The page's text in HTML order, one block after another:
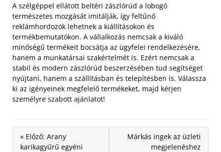
A szélgéppel ellátott beltéri zászlórúd a lobogó
természetes mozgását imitálják, így feltűnő
reklámhordozók lehetnek a kiállításokon és
termékbemutatókon. A vállalkozás nemcsak a kiváló
minőségű termékeit bocsátja az ügyfelei rendelkezésére,
hanem a munkatársai szakértelmét is. Ezért nemcsak a
stabil és modern zászlórúd beszerzésében tud segítséget
nyújtani, hanem a szállításban és telepítésben is. Válassza
ki az igényeinek megfelelő termékeket, majd kérjen
személyre szabott ajánlatot!
« Előző: Arany
karikagyűrű egyéni
Márkás ingek az üzleti
megjelenéshez